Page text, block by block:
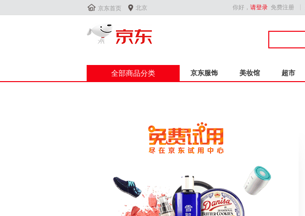
 京东首页  北京 你好， 请登录 免费注册
全部商品分类 京东服饰 美妆馆 超市